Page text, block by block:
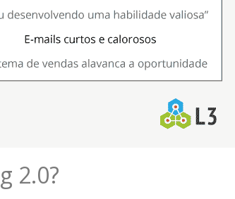
2.0?